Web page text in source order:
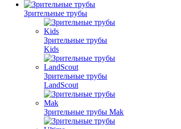
Зрительные трубы
Зрительные трубы
Kids
Зрительные трубы
LandScout
Зрительные трубы Mak